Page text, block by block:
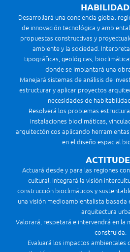
Desarrollará una conciencia global-
de innovación tecnológica y
propuestas constructivas y
ambiente y la sociedad.
tipográficas, geológicas,
donde se implantará una
Manejará sistemas de análisis de
estructurar y aplicar proyectos
necesidades de
Resolverá los problemas
instalaciones bioclimáticas,
arquitectónicos aplicando
en el diseño espacial
Actuará desde y para las regiones
cultural. Integrará la visión
construcción bioclimáticos y
una visión medioambientalista basada
arquitectura
Valorará, respetará e intervendrá en la
construida.
Evaluará los impactos